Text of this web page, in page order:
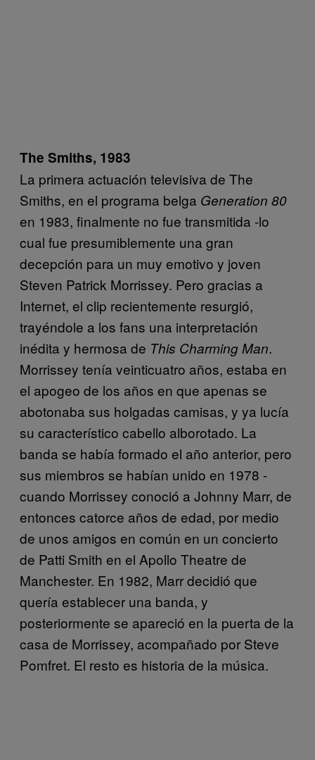
The Smiths, 1983
La primera actuación televisiva de The
Smiths, en el programa belga Generation 80
en 1983, finalmente no fue transmitida -lo
cual fue presumiblemente una gran
decepción para un muy emotivo y joven
Steven Patrick Morrissey. Pero gracias a
Internet, el clip recientemente resurgió,
trayéndole a los fans una interpretación
inédita y hermosa de This Charming Man.
Morrissey tenía veinticuatro años, estaba en
el apogeo de los años en que apenas se
abotonaba sus holgadas camisas, y ya lucía
su característico cabello alborotado. La
banda se había formado el año anterior, pero
sus miembros se habían unido en 1978 -
cuando Morrissey conoció a Johnny Marr, de
entonces catorce años de edad, por medio
de unos amigos en común en un concierto
de Patti Smith en el Apollo Theatre de
Manchester. En 1982, Marr decidió que
quería establecer una banda, y
posteriormente se apareció en la puerta de la
casa de Morrissey, acompañado por Steve
Pomfret. El resto es historia de la música.